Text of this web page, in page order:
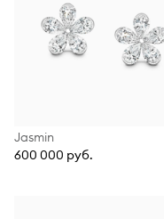
Jasmin
600 000 руб.